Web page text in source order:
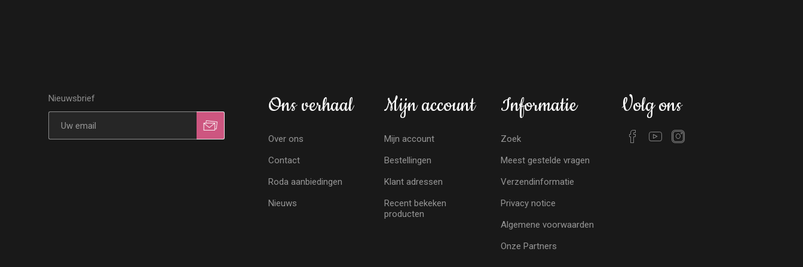
Nieuwsbrief Ons verhaal
Over ons
Contact
Roda aanbiedingen
Nieuws
Mijn account
Mijn account
Bestellingen
Klant adressen
Recent bekeken
producten
Informatie
Zoek
Meest gestelde vragen
Verzendinformatie
Privacy notice
Algemene voorwaarden
Onze Partners
Volg ons